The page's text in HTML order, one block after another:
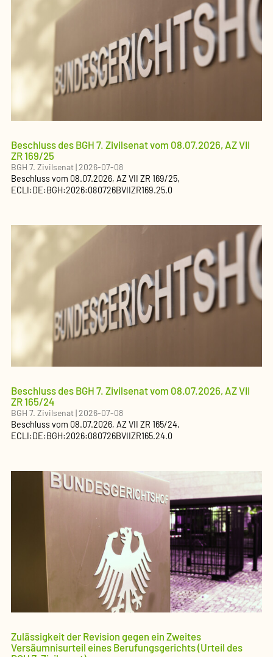
Beschluss des BGH 7. Zivilsenat vom 08.07.2026, AZ VII
ZR 169/25
BGH 7. Zivilsenat|2026-07-08
Beschlussvom 08.07.2026, AZVII ZR 169/25,
ECLI:DE:BGH:2026:080726BVIIZR169.25.0
Beschluss des BGH 7. Zivilsenat vom 08.07.2026, AZ VII
ZR 165/24
BGH 7. Zivilsenat|2026-07-08
Beschlussvom 08.07.2026, AZVII ZR 165/24,
ECLI:DE:BGH:2026:080726BVIIZR165.24.0
Zulässigkeit der Revision gegen ein Zweites
Versäumnisurteil eines Berufungsgerichts (Urteil des